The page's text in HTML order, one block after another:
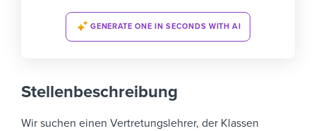
GENERATE ONE IN SECONDS WITH AI
Stellenbeschreibung
Wir suchen einen Vertretungslehrer, der Klassen